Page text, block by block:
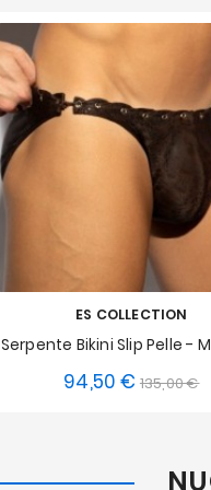
ES COLLECTION
Serpente Bikini Slip Pelle -
94,50 € Prezzo
135,00 €
S M L XL